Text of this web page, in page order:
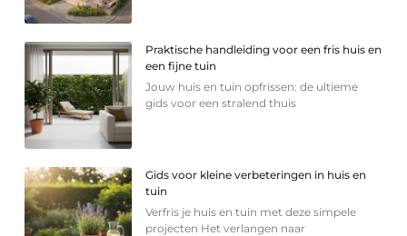
Praktische handleiding voor een fris huis en
een fijne tuin
Jouw huis en tuin opfrissen: de ultieme
gids voor een stralend thuis
Gids voor kleine verbeteringen in huis en
tuin
Verfris je huis en tuin met deze simpele
projecten Het verlangen naar